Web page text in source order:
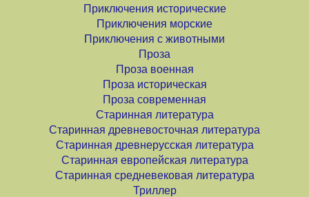
Приключения исторические
Приключения морские
Приключения с животными
Проза
Проза военная
Проза историческая
Проза современная
Старинная литература
Старинная древневосточная литература
Старинная древнерусская литература
Старинная европейская литература
Старинная средневековая литература
Триллер